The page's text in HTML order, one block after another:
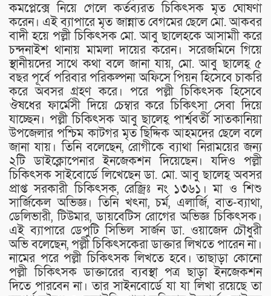
কমপ্লেক্সে নিয়ে গেলে কর্তব্যরত চিকিৎসক মৃত ঘোষণা
করেন। এই ব্যাপারে মৃত জান্নাত বেগমের ছেলে মো. আকবর
বাদী হয়ে পল্লী চিকিৎসক মো. আবু ছালেহকে আসামাী করে
চন্দনাইশ থানায় মামলা দায়ের করেন। সরেজমিনে গিয়ে
স্থানীয়দের সাথে কথা বলে জানা যায়, মো. আবু ছালেহ্ ৫
বছর পূর্বে পরিবার পরিকল্পনা অফিসে পিয়ন হিসেবে চাকরি
করে অবসর গ্রহণ করে। পরে পল্লী চিকিৎসক হিসেবে
ঔষধের ফার্মেসী দিয়ে চেম্বার করে চিকিৎসা সেবা দিয়ে
যাচ্ছেন। পল্লী চিকিৎসক আবু ছালেহ্ পার্শ্ববর্তী সাতকানিয়া
উপজেলার পশ্চিম কাটগর মৃত ছিদ্দিক আহমদের ছেলে বলে
জানা যায়। তিনি বলেছেন, রোগীকে ব্যাথা নিরাময়ের জন্য
২টি ডাইক্লোপেনার ইনজেকশন দিয়েছেন। যদিও পল্লী
চিকিৎসক সাইবোর্ডে লিখেছেন ডা. মো. আবু ছালেহ্ অবসর
প্রাপ্ত সরকারী চিকিৎসক, রেজ্রিঃ নং ১৩৬১। মা ও শিশু
সার্জিকেল অভিজ্ঞ। তিনি খৎনা, চর্ম, এলার্জি, বাত-ব্যাথা,
ডেলিভারী, টিউমার, ডায়বেটিস রোগের অভিজ্ঞ চিকিৎসক।
এই ব্যাপারে ডেপুটি সিভিল সার্জন ডা. ওয়াজেদ চৌধুরী
অভি বলেছেন, পল্লী চিকিৎসকেরা ডাক্তার লিখতে পারেন না।
নামের পরে পল্লী চিকিৎসক লিখতে হবে। তাছাড়া কোনো
পল্লী চিকিৎসক ডাক্তারের ব্যবস্থা পত্র ছাড়া ইনজেকশন
দিতে পারবেন না। তার সাইনবোর্ডে যা যা লিখা রয়েছে তা